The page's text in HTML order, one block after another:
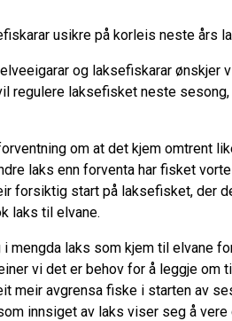
usikre på korleis neste års
og laksefiskarar ønskjer
regulere laksefisket neste
om at det kjem omtrent
laks enn forventa har fisket
forsiktig start på laksefisket, der
laks til elvane.
mengda laks som kjem til elvane
vi det er behov for å leggje om
meir avgrensa fiske i starten av
innsiget av laks viser seg å vere